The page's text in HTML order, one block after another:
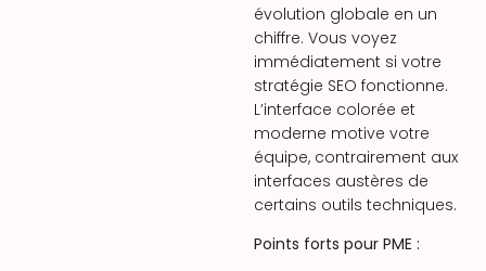
évolution globale en un
chiffre. Vous voyez
immédiatement si votre
stratégie SEO fonctionne.
L’interface colorée et
moderne motive votre
équipe, contrairement aux
interfaces austères de
certains outils techniques.
Points forts pour PME :